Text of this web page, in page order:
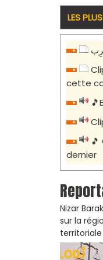
LES
cette
dernier
Nizar
sur la
territoriale